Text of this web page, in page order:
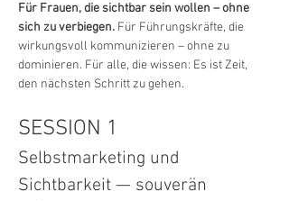
Für Frauen, die sichtbar sein wollen – ohne
sich zu verbiegen. Für Führungskräfte, die
wirkungsvoll kommunizieren – ohne zu
dominieren. Für alle, die wissen: Es ist Zeit,
den nächsten Schritt zu gehen.
SESSION 1
Selbstmarketing und
Sichtbarkeit — souverän